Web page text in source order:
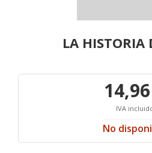
LA HISTORIA
IVA
No